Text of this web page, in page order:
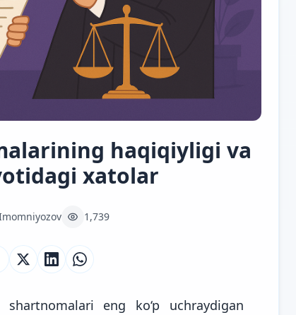
haqiqiyligi va
xatolar
1,739
eng ko‘p uchraydigan